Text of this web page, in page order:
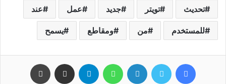
تحديث تويتر جديد عمل عند
للمستخدم من ومقاطع يسمح
فيسبوك تويتر لينكدإن واتساب تيلقرام مشاركة عبر البريد